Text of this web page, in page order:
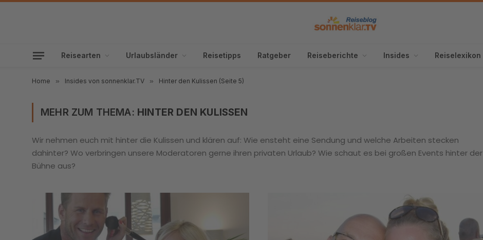
Reisearten Urlaubsländer Reisetipps Ratgeber Reiseberichte Insides Reiselexikon
Home » Insides von sonnenklar.TV » Hinter den Kulissen (Seite 5)
MEHR ZUM THEMA: HINTER DEN KULISSEN
Wir nehmen euch mit hinter die Kulissen und klären auf: Wie ensteht eine Sendung und welche Arbeiten stecken
dahinter? Wo verbringen unsere Moderatoren gerne ihren privaten Urlaub? Wie schaut es bei großen Events hinter der
Bühne aus?